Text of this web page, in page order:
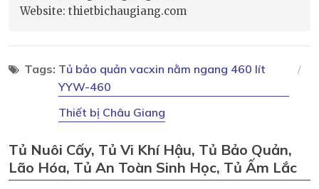
Website: thietbichaugiang.com
Tags: Tủ bảo quản vacxin nằm ngang 460 lít
YYW-460
Thiết bị Châu Giang
Tủ Nuôi Cấy, Tủ Vi Khí Hậu, Tủ Bảo Quản,
Lão Hóa, Tủ An Toàn Sinh Học, Tủ Ấm Lắc